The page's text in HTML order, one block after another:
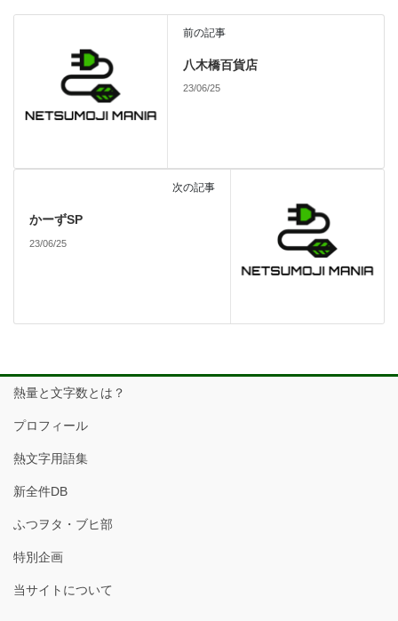
前の記事
八木橋百貨店
23/06/25
次の記事
かーずSP
23/06/25
熱量と文字数とは？
プロフィール
熱文字用語集
新全件DB
ふつヲタ・ブヒ部
特別企画
当サイトについて